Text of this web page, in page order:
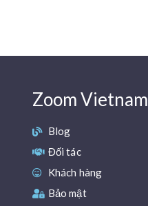
Zoom Vietnam
Blog
Đối tác
Khách hàng
Bảo mật